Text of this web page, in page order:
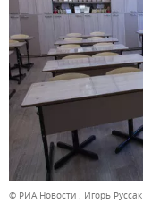
© РИА Новости . Игорь Руссак